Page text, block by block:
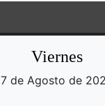
Viernes
7 de Agosto de